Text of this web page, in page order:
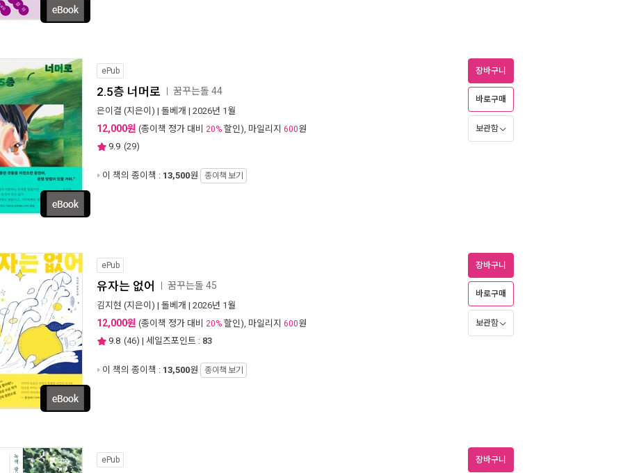
ePub
2.5층 너머로 꿈꾸는돌 44
은이결 (지은이) | 돌베개 | 2026년 1월
12,000원 (종이책 정가 대비 20% 할인), 마일리지 600원
9.9 (29)
이 책의 종이책 : 13,500원 종이책 보기
장바구니
바로구매
보관함
ePub
유자는 없어 꿈꾸는돌 45
김지현 (지은이) | 돌베개 | 2026년 1월
12,000원 (종이책 정가 대비 20% 할인), 마일리지 600원
9.8 (46) | 세일즈포인트 : 83
이 책의 종이책 : 13,500원 종이책 보기
장바구니
바로구매
보관함
ePub 장바구니